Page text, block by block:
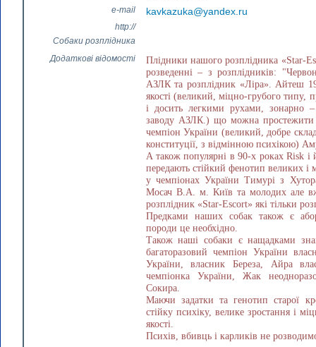
e-mail kavkazuka@yandex.ru
http://
Собаки розплідника
Додаткові відомості
Плідники нашого розплідника «Star-
розведенні – з розплідників:
АЗЛК та розплідник «Ліра». Айтеш
якості (великий, міцно-грубого
і досить легкими рухами, зонарно
заводу АЗЛК.) що можна
чемпіон України (великий, добре
конституції, з відмінною психікою)
А також популярні в 90-х роках Risk
передають стійкий фенотип великих
у чемпіонах України Тимурі з
Мосач В.А. м. Київ та молодих але
розплідник «Star-Escort» які тільки
Предками наших собак також є
породи це необхідно.
Також наші собаки є нащадками
багаторазовий чемпіон України
України, власник Береза, Айра
чемпіонка України, Жак
Сокира.
Маючи задатки та генотип старої
стійку психіку, велике зростання і
якості.
Психів, вбивць і карликів не